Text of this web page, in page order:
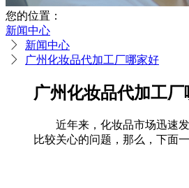
您的位置：
新闻中心
新闻中心
广州化妆品代加工厂哪家好
广州化妆品代加工厂
近年来，化妆品市场迅速
比较关心的问题，那么，下面